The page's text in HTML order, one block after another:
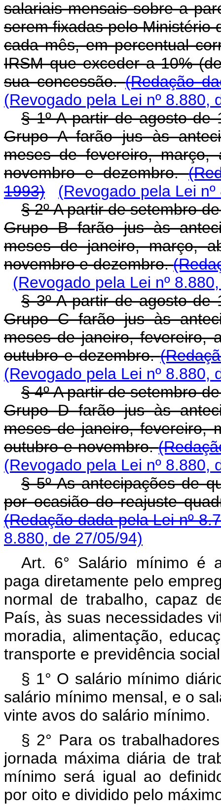
salariais mensais sobre a
serem fixadas pelo Ministério
cada mês, em percentual
IRSM que exceder a 10%
sua concessão.(Redação
(Revogado pela Lei nº 8.880,
§ 1º A partir de agosto de
Grupo A farão jus às
meses de fevereiro, março,
novembro e dezembro.
1993)
(Revogado pela Lei
§ 2º A partir de setembro
Grupo B farão jus às
meses de janeiro, março,
novembro e dezembro.
(Revogado pela Lei nº
§ 3º A partir de agosto de
Grupo C farão jus às
meses de janeiro, fevereiro,
outubro e dezembro.
(Revogado pela Lei nº 8.880,
§ 4º A partir de setembro
Grupo D farão jus às
meses de janeiro, fevereiro,
outubro e novembro.
(Revogado pela Lei nº 8.880,
§ 5º As antecipações de
por ocasião do reajuste
(Redação dada pela Lei nº
8.880, de 27/05/94)
Art. 6° Salário mínimo é
paga diretamente pelo
normal de trabalho, capaz
País, às suas necessidades
moradia, alimentação,
transporte e previdência
§ 1° O salário mínimo
salário mínimo mensal, e o
vinte avos do salário mínimo.
§ 2° Para os
jornada máxima diária de
mínimo será igual ao
por oito e dividido pelo